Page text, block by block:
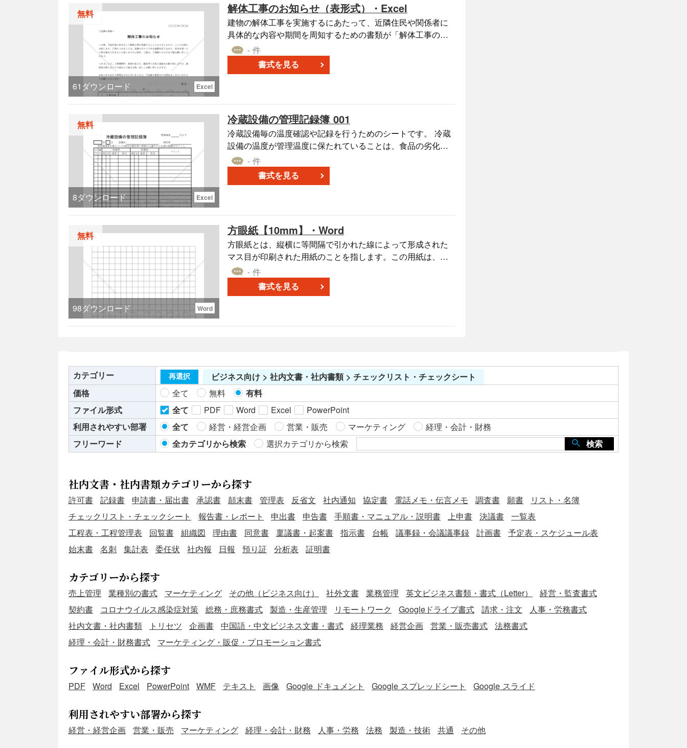
できます。 ＜Excelで自由に編集可能＞ 業務内容に応じて項
目の追加ができます。 ＜業務の標準化に貢献＞ 作業手順を統
一することで品質の安定化に繋がります。
無料
61 ダウンロード Excel
解体工事のお知らせ（表形式）・Excel
建物の解体工事を実施するにあたって、近隣住民や関係者に
具体的な内容や期間を周知するための書類が「解体工事のお
知らせ」です。 解体工事のお知らせを作成する目的として、
次のものが挙げられます。 ・工事に伴う騒音や振動などの発
生を近隣住民や関係者に事前に通知し、理解と協力を求める
プの「解体工事のお知らせ」です。ダウンロードは無料なの
で、内容を編集のうえ、ご活用ください。
- 件
書式を見る
無料
8ダウンロード Excel
冷蔵設備の管理記録簿 001
冷蔵設備毎の温度確認や記録を行うためのシートです。 冷蔵
設備の温度が管理温度に保たれていることは、食品の劣化や
細菌の繁殖を防止し、品質と安全性を保つために非常に重要
です。 温度が原因で生じた問題を特定し、早急に対処した
り、再発防止に向けた対策を講じることもできます。また、
ます。 日曜日に背景色がつくことで見やすくしています。
- 件
書式を見る
無料
98ダウンロード Word
方眼紙【10mm】・Word
方眼紙とは、縦横に等間隔で引かれた線によって形成された
マス目が印刷された用紙のことを指します。この用紙は、主
に設計図や見取り図、グラフ作成、ドット絵の描画など、視
覚的な情報を整理するために広く利用されています。 一般的
に、方眼紙のマス目は「1mm」「5mm」「10mm」などのサ
グラフ作成において、方眼紙は正確な寸法を保ちながら描画
するのに適しています。これにより、誤差を最小限に抑える
ことができます。 ・多用途性：方眼紙は、数学の関数グラフ
からアート作品まで、さまざまな用途に対応できるため、非
常に汎用性が高いです。特に、ドット絵やイラストを描く際
にも役立ちます。 こちらはWordで作成した、マス目が10mm
の方眼紙です。無料でダウンロードできるので、ご活用いた
だけると幸いです。
- 件
書式を見る
カテゴリー 再選択
ビジネス向け > 社内文書・社内書類 > チェックリスト・チェックシート
価格
全て 無料
有料
ファイル形式
全て PDF Word Excel
PowerPoint
利用されやすい部署
全て 経営・経営企画 営業・販売 マーケティング
経理・会計・財務
フリーワード
全カテゴリから検索 選択カテゴリから検索 検索
社内文書・社内書類カテゴリーから探す
許可書 記録書 申請書・届出書 承認書 顛末書 管理表 反省文 社内通知 協定書 電話メモ・伝言メモ 調査書 願書
リスト・名簿
チェックリスト・チェックシート
報告書・レポート 申出書 申告書 手順書・マニュアル・説明書 上申書 決議書
一覧表
工程表・工程管理表
回覧書 組織図 理由書 同意書 稟議書・起案書 指示書 台帳 議事録・会議議事録 計画書
予定表・スケジュール表
始末書
名刺 集計表 委任状 社内報 日報 預り証 分析表 証明書
カテゴリーから探す
売上管理 業種別の書式 マーケティング その他（ビジネス向け） 社外文書 業務管理 英文ビジネス書類・書式（Letter）
経営・監査書式
契約書
コロナウイルス感染症対策 総務・庶務書式 製造・生産管理 リモートワーク Googleドライブ書式 請求・注文
人事・労務書式
社内文書・社内書類
トリセツ 企画書 中国語・中文ビジネス文書・書式 経理業務 経営企画 営業・販売書式
法務書式
経理・会計・財務書式
マーケティング・販促・プロモーション書式
ファイル形式から探す
PDF Word Excel PowerPoint WMF テキスト 画像 Google ドキュメント Google スプレッドシート Google スライド
利用されやすい部署から探す
経営・経営企画 営業・販売 マーケティング 経理・会計・財務 人事・労務 法務 製造・技術 共通 その他